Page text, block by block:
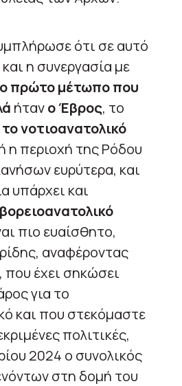
ότι σε αυτό
η συνεργασία με
πρώτο μέτωπο που
ήτανο Έβρος, το
νοτιοανατολικό
η περιοχή της Ρόδου
ευρύτερα, και
υπάρχει και
βορειοανατολικό
πιο ευαίσθητο,
αναφέροντας
που έχει σηκώσει
για το
και που στεκόμαστε
πολιτικές,
2024 ο συνολικός
στη δομή του